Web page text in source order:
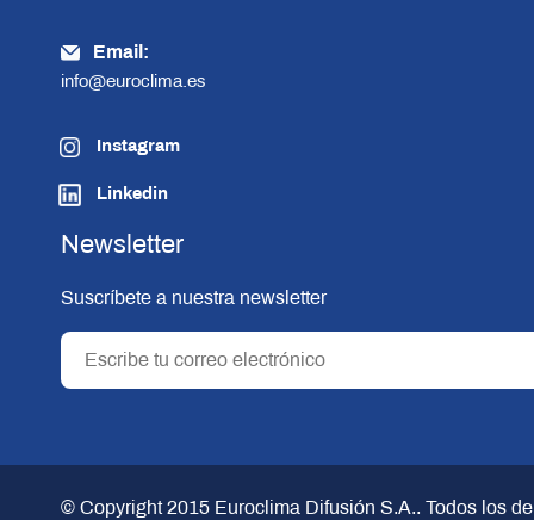
Email:
info@euroclima.es
Instagram
Linkedin
Newsletter
Suscríbete a nuestra newsletter
© Copyright 2015 Euroclima Difusión S.A.. Todos los